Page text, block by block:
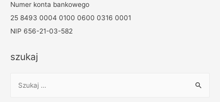
Numer konta bankowego
25 8493 0004 0100 0600 0316 0001
NIP 656-21-03-582
szukaj